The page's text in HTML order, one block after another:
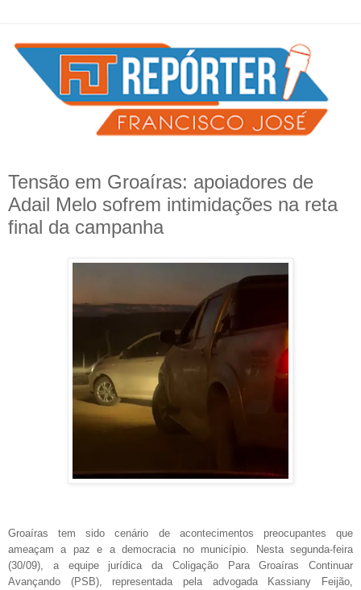
Tensão em Groaíras: apoiadores de
Adail Melo sofrem intimidações na reta
final da campanha
Groaíras tem sido cenário de acontecimentos preocupantes que
ameaçam a paz e a democracia no município. Nesta segunda-feira
(30/09), a equipe jurídica da Coligação Para Groaíras Continuar
Avançando (PSB), representada pela advogada Kassiany Feijão,